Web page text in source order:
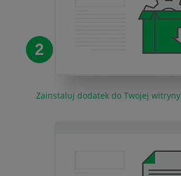
2
Zainstaluj dodatek do Twojej witryny